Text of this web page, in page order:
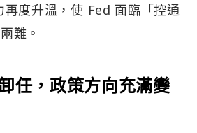
再度升溫，使 Fed 面臨「控通
難。
任，政策方向充滿變